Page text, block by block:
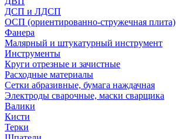
ДСП и ЛДСП
ОСП (ориентированно-стружечная плита)
Фанера
Малярный и штукатурный инструмент
Инструменты
Круги отрезные и зачистные
Расходные материалы
Сетки абразивные, бумага наждачная
Электроды сварочные, маски сварщика
Валики
Кисти
Терки